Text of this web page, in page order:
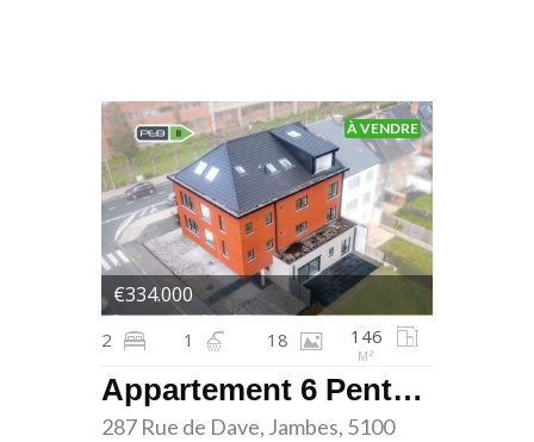
À VENDRE
Appartement 6 Penthouse - Les terrasses de Dave - Jambes
287 Rue de Dave, Jambes, 5100
2 1 18 146
M²
€334.000